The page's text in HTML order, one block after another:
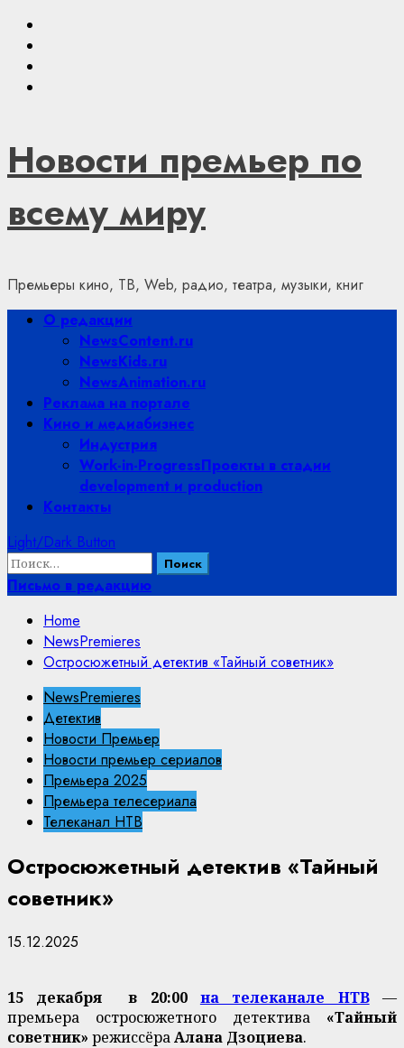
Skip
content
Новости премьер по
всему миру
Премьеры кино, ТВ, Web, радио, театра, музыки, книг
PrimaryО редакции
NewsContent.ru
NewsKids.ru
NewsAnimation.ru
Реклама на портале
Кино и медиабизнес
Индустрия
Work-in-ProgressПроекты в стадии
development и production
Контакты
Light/Dark Button
Найти:
Письмо в редакцию
Home
NewsPremieres
Остросюжетный детектив «Тайный советник»
NewsPremieres
Детектив
Новости Премьер
Новости премьер сериалов
Премьера 2025
Премьера телесериала
Телеканал НТВ
Остросюжетный детектив «Тайный
советник»
15.12.2025
15 декабря в 20:00 на телеканале НТВ—
премьера остросюжетного детектива «Тайный
советник» режиссёраАлана Дзоциева.